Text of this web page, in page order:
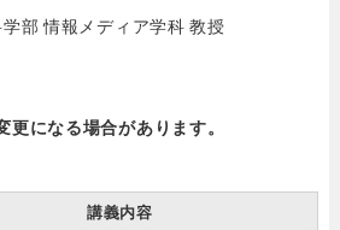
部 情報メディア学科 教授
になる場合があります。
講義内容